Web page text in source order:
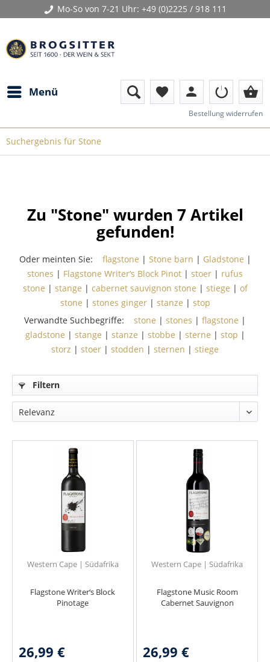
Mo-So von 7-21 Uhr: +49 (0)2225 / 918 111
Menü favorite person shopping_basket
Bestellung widerrufen
Suchergebnis für Stone
Zu "Stone" wurden 7 Artikel
gefunden!
Oder meinten Sie: flagstone | Stone barn | Gladstone |
stones | Flagstone Writer‘s Block Pinot | stoer | rufus
stone | stange | cabernet sauvignon stone | stiege | of
stone | stones ginger| stanze | stop
Verwandte Suchbegriffe:
stone | stones | flagstone |
gladstone | stange | stanze | stobbe | sterne | stop |
storz | stoer | stodden | sternen | stiege
Filtern
Western Cape | Südafrika
Flagstone Writer‘s Block
Pinotage
26,99 €
Western Cape | Südafrika
Flagstone Music Room
Cabernet Sauvignon
26,99 €